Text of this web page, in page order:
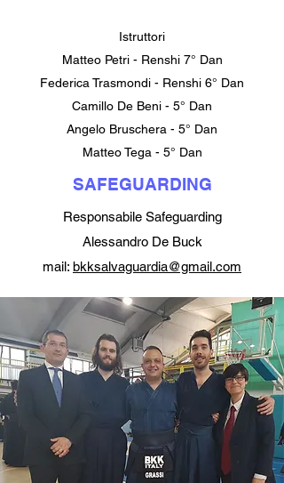
Istruttori
Matteo Petri - Renshi 7° Dan
Federica Trasmondi - Renshi 6° Dan
Camillo De Beni - 5° Dan
Angelo Bruschera - 5° Dan
Matteo Tega - 5° Dan
SAFEGUARDING
Responsabile Safeguarding
Alessandro De Buck
mail: bkksalvaguardia@gmail.com